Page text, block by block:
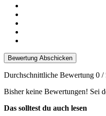
Bewertung Abschicken
Durchschnittliche Bewertung 0 /
Bisher keine Bewertungen! Sei
Das solltest du auch lesen